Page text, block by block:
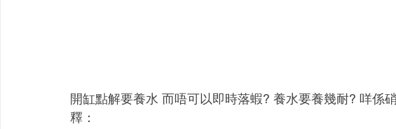
開缸點解要養水 而唔可以即時落蝦? 養水要養幾耐? 咩係
釋：